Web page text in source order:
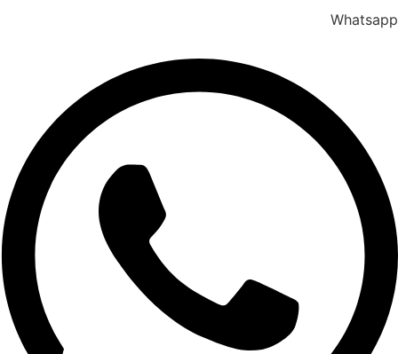
Whatsapp